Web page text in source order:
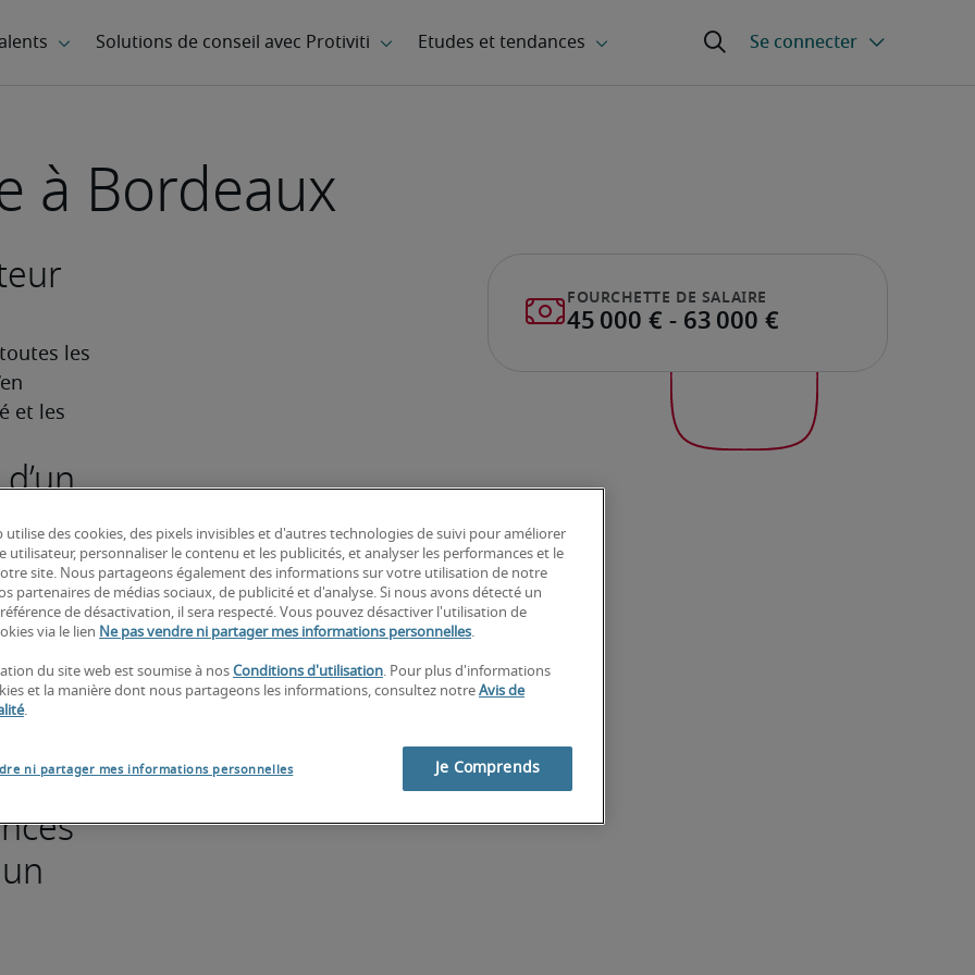
à Bordeaux
les
et les
elles
recueille
les
utilise des cookies, des pixels invisibles et d'autres technologies de suivi pour améliorer
utilisateur, personnaliser le contenu et les publicités, et analyser les performances et le
site. Nous partageons également des informations sur votre utilisation de notre
partenaires de médias sociaux, de publicité et d'analyse. Si nous avons détecté un
de désactivation, il sera respecté. Vous pouvez désactiver l'utilisation de
via le lien Ne pas vendre ni partager mes informations personnelles.
du site web est soumise à nos Conditions d'utilisation. Pour plus d'informations
et la manière dont nous partageons les informations, consultez notre Avis de
.
ni partager mes informations personnelles Je Comprends